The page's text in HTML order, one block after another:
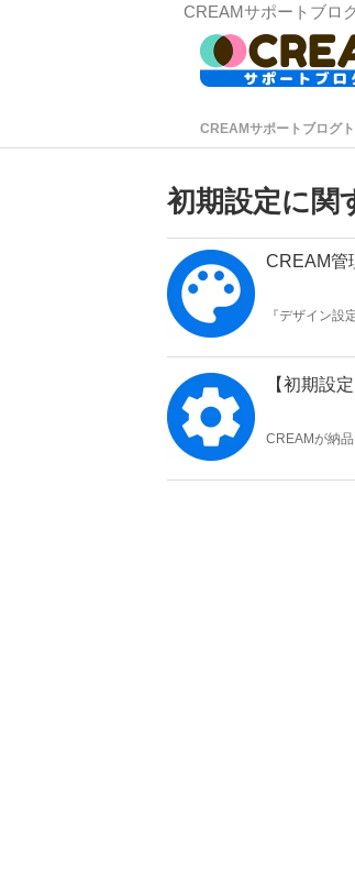
CREAMサポートブロ
CREAMサポートブログ
初期設定に関
CREAM管
『デザイン設
【初期設
CREAMが納